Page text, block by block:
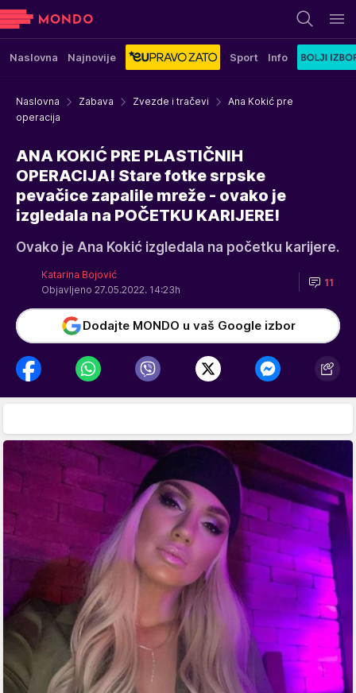
Naslovna Najnovije Sport Info
Naslovna Zabava Zvezde i tračevi
Ana Kokić pre
operacija
ANA KOKIĆ PRE PLASTIČNIH
OPERACIJA! Stare fotke srpske
pevačice zapalile mreže - ovako je
izgledala na POČETKU KARIJERE!
Ovako je Ana Kokić izgledala na početku karijere.
Katarina Bojović
Objavljeno 27.05.2022. 14:23h
11
Dodajte MONDO u vaš Google izbor